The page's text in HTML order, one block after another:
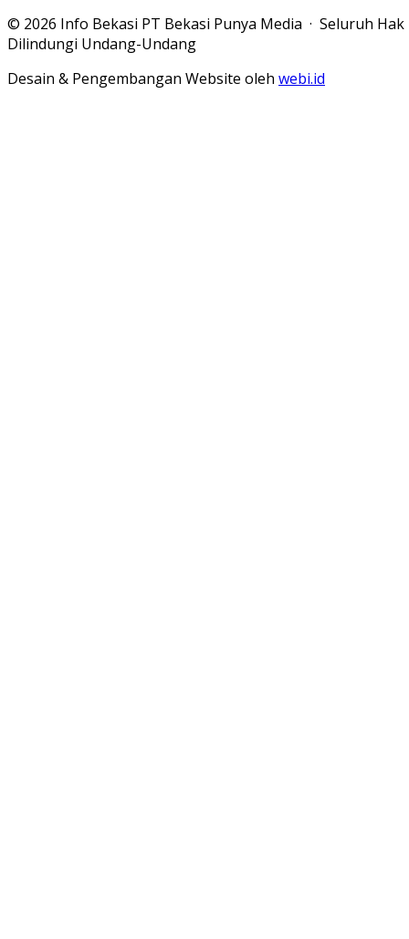
© 2026 Info Bekasi PT Bekasi Punya Media · Seluruh Hak
Dilindungi Undang-Undang
Desain & Pengembangan Website oleh webi.id